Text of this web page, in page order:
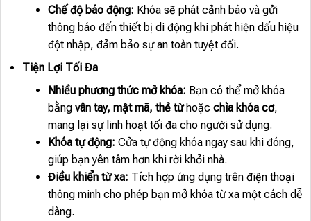
Chế độ báo động: Khóa sẽ phát cảnh báo và gửi
thông báo đến thiết bị di động khi phát hiện dấu hiệu
đột nhập, đảm bảo sự an toàn tuyệt đối.
Tiện Lợi Tối Đa
Nhiều phương thức mở khóa: Bạn có thể mở khóa
bằng vân tay, mật mã, thẻ từhoặc chìa khóa cơ,
mang lại sự linh hoạt tối đa cho người sử dụng.
Khóa tự động: Cửa tự động khóa ngay sau khi đóng,
giúp bạn yên tâm hơn khi rời khỏi nhà.
Điều khiển từ xa: Tích hợp ứng dụng trên điện thoại
thông minh cho phép bạn mở khóa từ xa một cách dễ
dàng.